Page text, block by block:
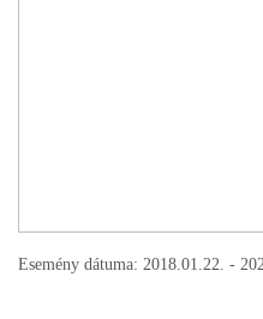
Esemény dátuma: 2018.01.22. -